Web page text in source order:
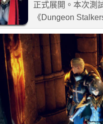
正式展開。本次測
《Dungeon